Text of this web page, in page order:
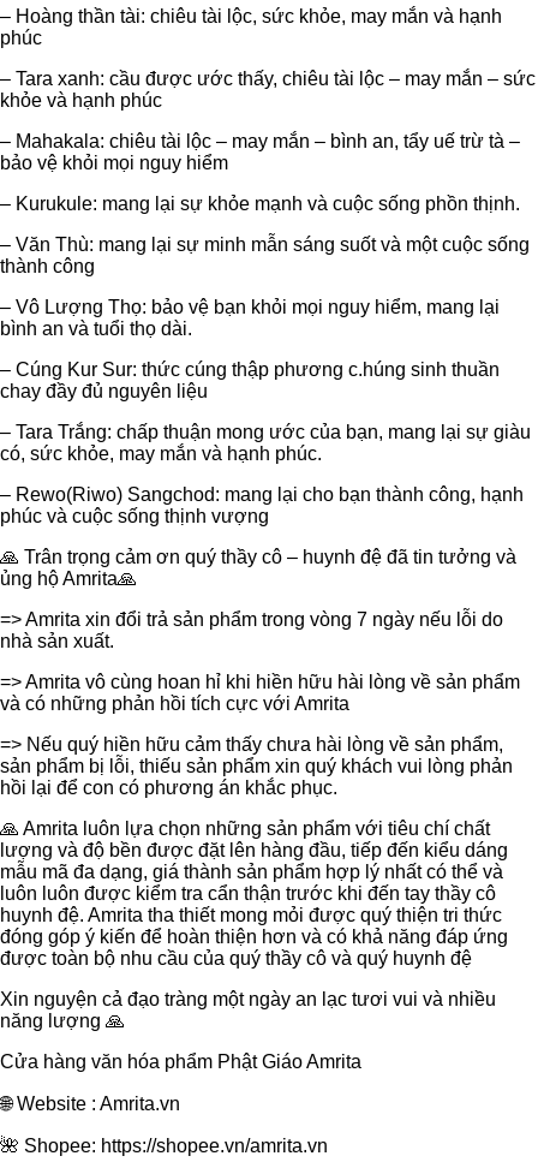
– Hoàng thần tài: chiêu tài lộc, sức khỏe, may mắn và hạnh
phúc
– Tara xanh: cầu được ước thấy, chiêu tài lộc – may mắn – sức
khỏe và hạnh phúc
– Mahakala: chiêu tài lộc – may mắn – bình an, tẩy uế trừ tà –
bảo vệ khỏi mọi nguy hiểm
– Kurukule: mang lại sự khỏe mạnh và cuộc sống phồn thịnh.
– Văn Thù: mang lại sự minh mẫn sáng suốt và một cuộc sống
thành công
– Vô Lượng Thọ: bảo vệ bạn khỏi mọi nguy hiểm, mang lại
bình an và tuổi thọ dài.
– Cúng Kur Sur: thức cúng thập phương c.húng sinh thuần
chay đầy đủ nguyên liệu
– Tara Trắng: chấp thuận mong ước của bạn, mang lại sự giàu
có, sức khỏe, may mắn và hạnh phúc.
– Rewo(Riwo) Sangchod: mang lại cho bạn thành công, hạnh
phúc và cuộc sống thịnh vượng
🙏 Trân trọng cảm ơn quý thầy cô – huynh đệ đã tin tưởng và
ủng hộ Amrita🙏
=> Amrita xin đổi trả sản phẩm trong vòng 7 ngày nếu lỗi do
nhà sản xuất.
=> Amrita vô cùng hoan hỉ khi hiền hữu hài lòng về sản phẩm
và có những phản hồi tích cực với Amrita
=> Nếu quý hiền hữu cảm thấy chưa hài lòng về sản phẩm,
sản phẩm bị lỗi, thiếu sản phẩm xin quý khách vui lòng phản
hồi lại để con có phương án khắc phục.
🙏 Amrita luôn lựa chọn những sản phẩm với tiêu chí chất
lượng và độ bền được đặt lên hàng đầu, tiếp đến kiểu dáng
mẫu mã đa dạng, giá thành sản phẩm hợp lý nhất có thể và
luôn luôn được kiểm tra cẩn thận trước khi đến tay thầy cô
huynh đệ. Amrita tha thiết mong mỏi được quý thiện tri thức
đóng góp ý kiến để hoàn thiện hơn và có khả năng đáp ứng
được toàn bộ nhu cầu của quý thầy cô và quý huynh đệ
Xin nguyện cả đạo tràng một ngày an lạc tươi vui và nhiều
năng lượng 🙏
Cửa hàng văn hóa phẩm Phật Giáo Amrita
🌐 Website : Amrita.vn
🌺 Shopee: https://shopee.vn/amrita.vn